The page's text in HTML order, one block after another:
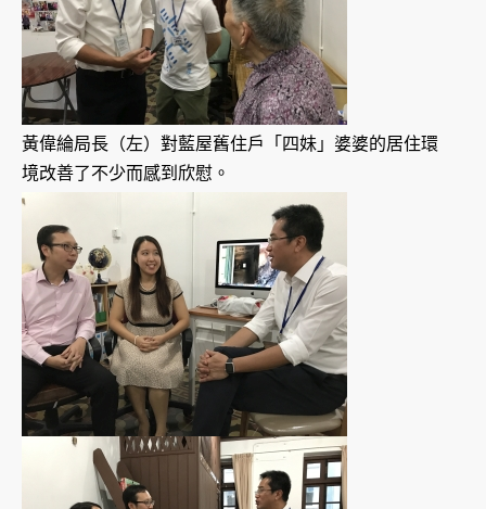
黃偉綸局長（左）對藍屋舊住戶「四妹」婆婆的居住環
境改善了不少而感到欣慰。